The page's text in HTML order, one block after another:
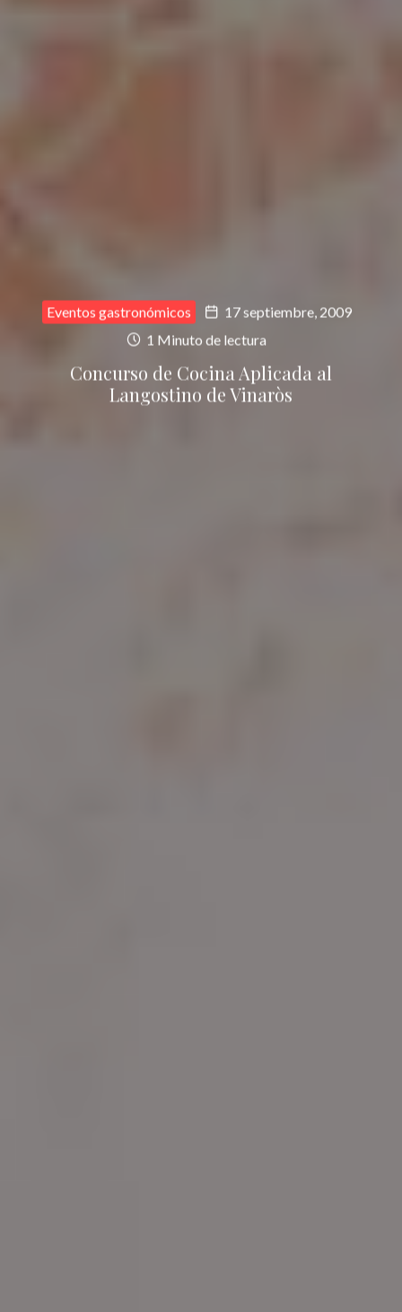
Eventos gastronómicos
17 septiembre, 2009
1 Minuto de lectura
Concurso de Cocina Aplicada al
Langostino de Vinaròs